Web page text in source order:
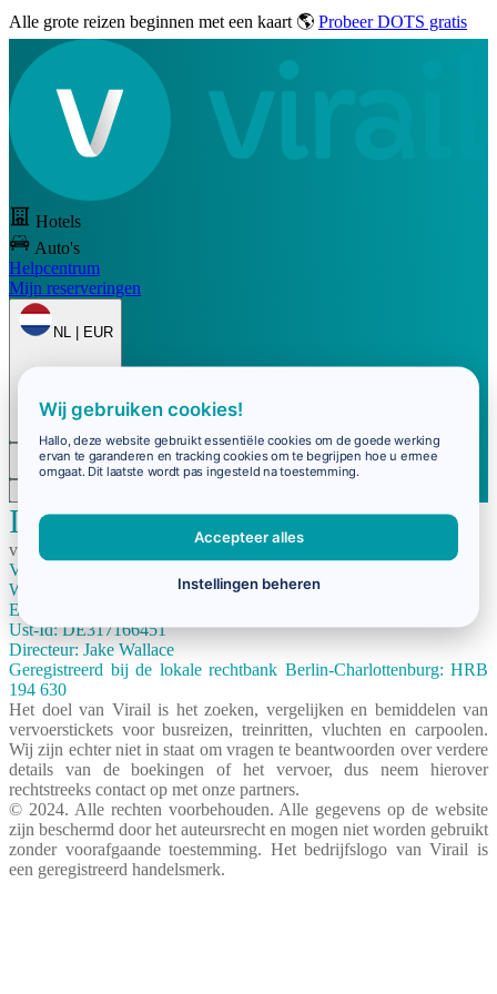
Alle grote reizen beginnen met een kaart 🌎 Probeer DOTS gratis
Hotels
Auto's
Helpcentrum
Mijn reserveringen
NL | EUR
Inloggen
Imprint
virail.nl wordt beheerd door het in Duitsland gevestigde bedrijf:
Virail GmbH
Winsstraße 15, 10405 Berlin, Germany
E-Mail:
Ust-Id: DE317166451
Directeur: Jake Wallace
Geregistreerd bij de lokale rechtbank Berlin-Charlottenburg: HRB
194 630
Het doel van Virail is het zoeken, vergelijken en bemiddelen van
vervoerstickets voor busreizen, treinritten, vluchten en carpoolen.
Wij zijn echter niet in staat om vragen te beantwoorden over verdere
details van de boekingen of het vervoer, dus neem hierover
rechtstreeks contact op met onze partners.
© 2024. Alle rechten voorbehouden. Alle gegevens op de website
zijn beschermd door het auteursrecht en mogen niet worden gebruikt
zonder voorafgaande toestemming. Het bedrijfslogo van Virail is
een geregistreerd handelsmerk.
Wij gebruiken cookies!
Hallo, deze website gebruikt essentiële cookies om de goede werking
ervan te garanderen en tracking cookies om te begrijpen hoe u ermee
omgaat. Dit laatste wordt pas ingesteld na toestemming.
Accepteer alles
Instellingen beheren